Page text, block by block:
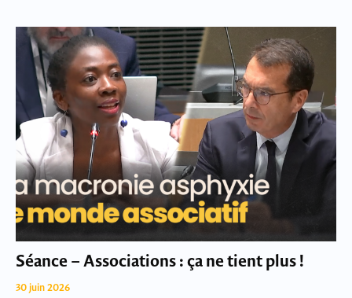
Séance – Associations : ça ne tient plus !
30 juin 2026